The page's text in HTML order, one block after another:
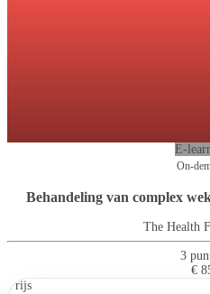
E-
On-
Behandeling van complex
The Health
3
€
Prijs